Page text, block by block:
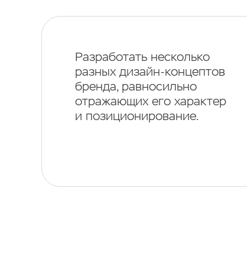
Разработать несколько
разных дизайн-концептов
бренда, равносильно
отражающих его характер
и позиционирование.